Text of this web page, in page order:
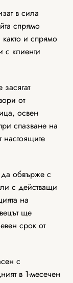
в сила
спрямо
и спрямо
с клиенти
от
освен
спазване на
настоящите
обвърже с
с действащи
на
ще
срок от
с
в 1-месечен